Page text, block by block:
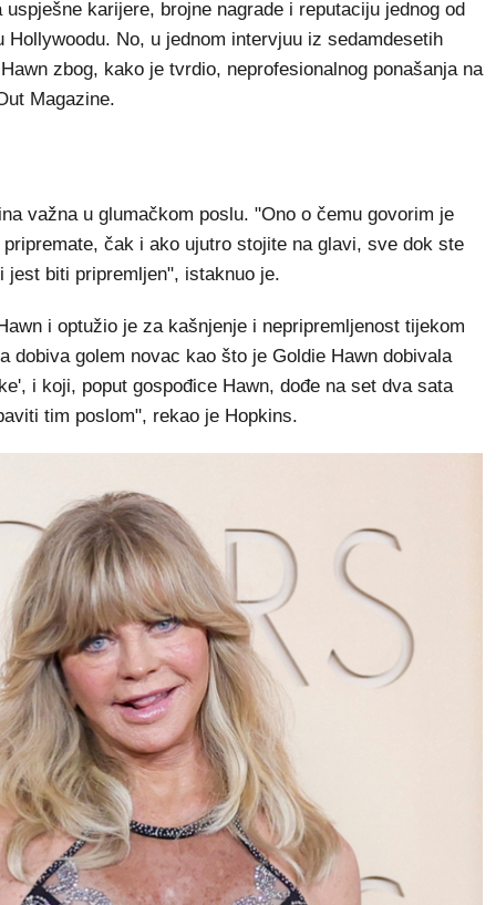
karijere, brojne nagrade i reputaciju jednog od
No, u jednom intervjuu iz sedamdesetih
zbog, kako je tvrdio, neprofesionalnog ponašanja na
Magazine.
važna u glumačkom poslu. "Ono o čemu govorim je
čak i ako ujutro stojite na glavi, sve dok ste
biti pripremljen", istaknuo je.
i optužio je za kašnjenje i nepripremljenost tijekom
dobiva golem novac kao što je Goldie Hawn dobivala
i koji, poput gospođice Hawn, dođe na set dva sata
tim poslom", rekao je Hopkins.